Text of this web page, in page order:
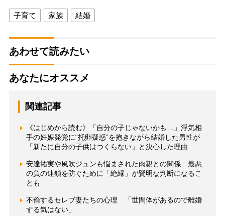
子育て 家族 結婚
あわせて読みたい
あなたにオススメ
関連記事
《はじめから読む》「自分の子じゃないかも…」浮気相
手の妊娠発覚に“托卵疑惑”を抱きながら結婚した男性が
「新たに自分の子供はつくらない」と決心した理由
安達祐実や風吹ジュンも悩まされた肉親との関係 最悪
の負の連鎖を防ぐために「絶縁」が賢明な判断になるこ
とも
不倫するセレブ妻たちの心理 「世間体があるので離婚
する気はない」